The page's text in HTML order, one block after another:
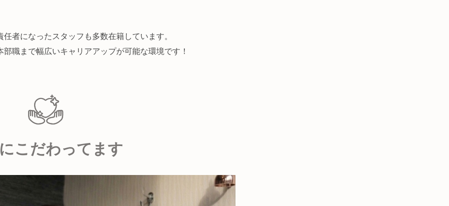
者になったスタッフも多数在籍しています。
職まで幅広いキャリアアップが可能な環境です！
こだわってます